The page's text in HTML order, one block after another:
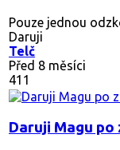
Pouze jednou
Daruji
Telč
Před 8 měsíci
411
Daruji Magu po